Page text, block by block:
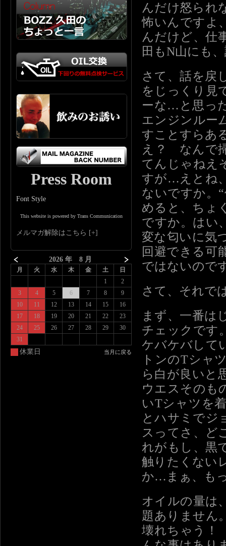
んだけ怒られ
怖いんですよ
んだけど、仕
田もN山にも
さて、話を戻
をじっくり見
ーな…と思っ
エンジンルー
すことすらあ
え？ なんで
てんじゃねえ
すが…えとね
ないですか。
めると、ちょ
ですか。はい
変な匂いに気
回避できる可
ではないので
さて、それで
まず、一番は
チェックです
ケバケバして
トンのTシャ
ら白が良いと
ウエスそのも
いTシャツを
とハサミでジ
スってさ、ど
れがもし、黒
触りたくない
か…まぁ、も
オイルの量は
題ありませ
壊れちゃう！
Press Room
Font Style
This website is powered by Trans Communication
メルマガ解除はこちら
2026 年 8 月
月 火 水 木 金 土
日
1
2
3
4 5 6 7 8
9
10
11 12 13 14 15
16
17
18 19 20 21 22
23
24
25 26 27 28 29
30
31
休業日 当月に戻る